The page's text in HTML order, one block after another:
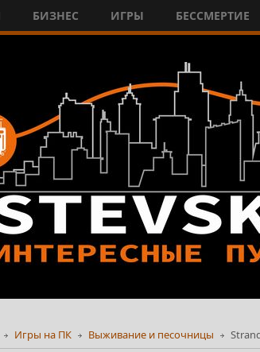
БИЗНЕС ИГРЫ БЕССМЕРТИЕ
Игры на ПК Выживание и песочницы